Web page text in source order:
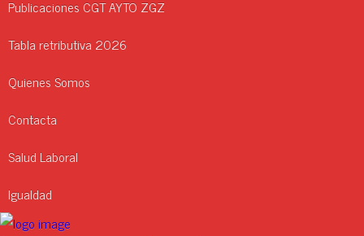
Publicaciones CGT AYTO ZGZ
Tabla retributiva 2026
Quienes Somos
Contacta
Salud Laboral
Igualdad